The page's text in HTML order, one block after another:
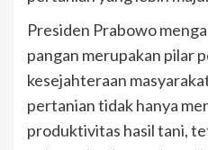
Presiden Prabowo
pangan merupakan pilar
kesejahteraan
pertanian tidak hanya
produktivitas hasil tani,